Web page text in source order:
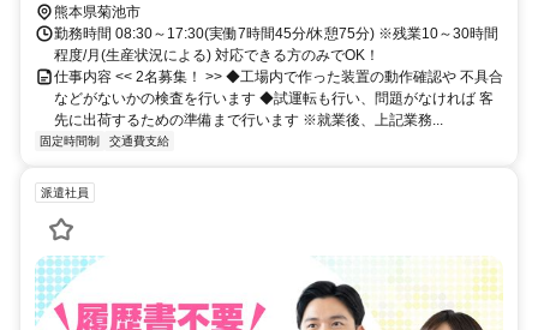
熊本県菊池市
勤務時間 08:30～17:30(実働7時間45分/休憩75分) ※残業10～30時間
程度/月(生産状況による) 対応できる方のみでOK！
仕事内容 << 2名募集！ >> ◆工場内で作った装置の動作確認や 不具合
などがないかの検査を行います ◆試運転も行い、問題がなければ 客
先に出荷するための準備まで行います ※就業後、上記業務...
固定時間制 交通費支給
派遣社員